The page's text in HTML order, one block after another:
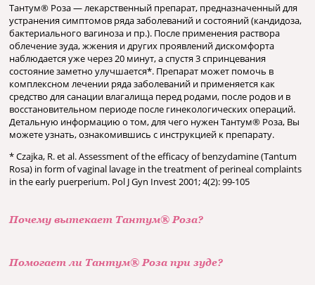
Тантум® Роза — лекарственный препарат, предназначенный для
устранения симптомов ряда заболеваний и состояний (кандидоза,
бактериального вагиноза и пр.). После применения раствора
облечение зуда, жжения и других проявлений дискомфорта
наблюдается уже через 20 минут, а спустя 3 спринцевания
состояние заметно улучшается*. Препарат может помочь в
комплексном лечении ряда заболеваний и применяется как
средство для санации влагалища перед родами, после родов и в
восстановительном периоде после гинекологических операций.
Детальную информацию о том, для чего нужен Тантум® Роза, Вы
можете узнать, ознакомившись с инструкцией к препарату.
* Czajka, R. et al. Assessment of the efficacy of benzydamine (Tantum
Rosa) in form of vaginal lavage in the treatment of perineal complaints
in the early puerperium. Pol J Gyn Invest 2001; 4(2): 99-105
Почему вытекает Тантум® Роза?
Помогает ли Тантум® Роза при зуде?